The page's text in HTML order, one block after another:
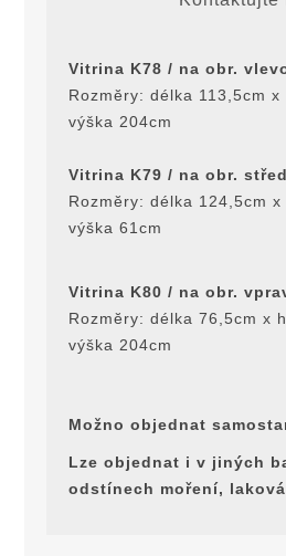
Vitrina K78 / na obr.
Rozmĕry: délka 113,5cm
výška 204cm
Vitrina K79 / na obr.
Rozmĕry: délka 124,5cm
výška 61cm
Vitrina K80 / na obr.
Rozmĕry: délka 76,5cm x
výška 204cm
Možno objednat
Lze objednat i v jiných
odstínech moření,